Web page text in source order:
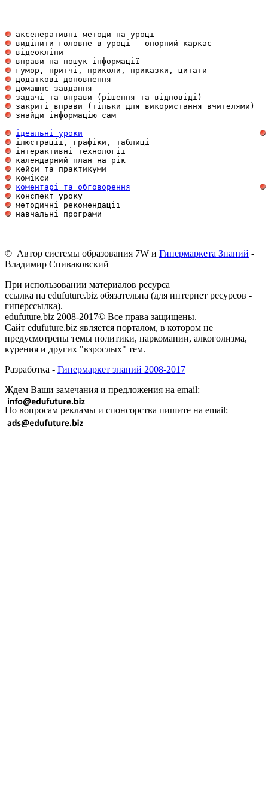
акселеративні методи на
виділити головне в уроці - опорний
вправи на пошук
гумор, притчі, приколи, приказки,
додаткові
домашнє
задачі та вправи (рішення та
закриті вправи (тільки для використання
знайди інформацію
ідеальні уроки
ілюстрації, графіки,
інтерактивні
календарний план на
кейси та
коментарі та обговорення
конспект
методичні
навчальні
© Автор системы образования 7W и Гипермаркета Знаний -
Владимир Спиваковский
При использовании материалов ресурса
ссылка на edufuture.biz обязательна (для интернет ресурсов -
гиперссылка).
edufuture.biz 2008-2017© Все права защищены.
Сайт edufuture.biz является порталом, в котором не
предусмотрены темы политики, наркомании, алкоголизма,
курения и других "взрослых" тем.
Разработка - Гипермаркет знаний 2008-2017
Ждем Ваши замечания и предложения на email:
По вопросам рекламы и спонсорства пишите на email: